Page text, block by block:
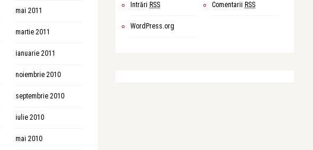
mai 2011
martie 2011
ianuarie 2011
noiembrie 2010
septembrie 2010
iulie 2010
mai 2010
Intrări RSS Comentarii RSS
WordPress.org